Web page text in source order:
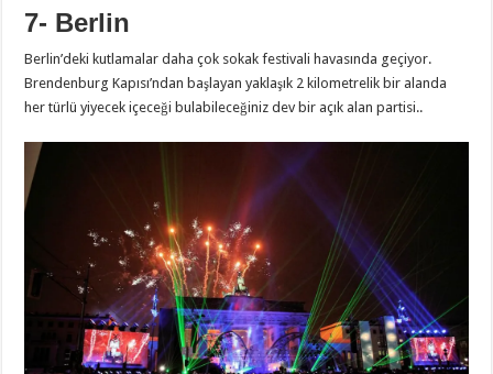
7- Berlin
Berlin’deki kutlamalar daha çok sokak festivali havasında geçiyor.
Brendenburg Kapısı’ndan başlayan yaklaşık 2 kilometrelik bir alanda
her türlü yiyecek içeceği bulabileceğiniz dev bir açık alan partisi..